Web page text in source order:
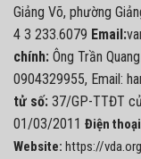
Giảng Võ, phường
4 3 233.6079 Email:
chính: Ông Trần
0904329955, Email:
tử số: 37/GP-TTĐT
01/03/2011 Điện
Website: https://